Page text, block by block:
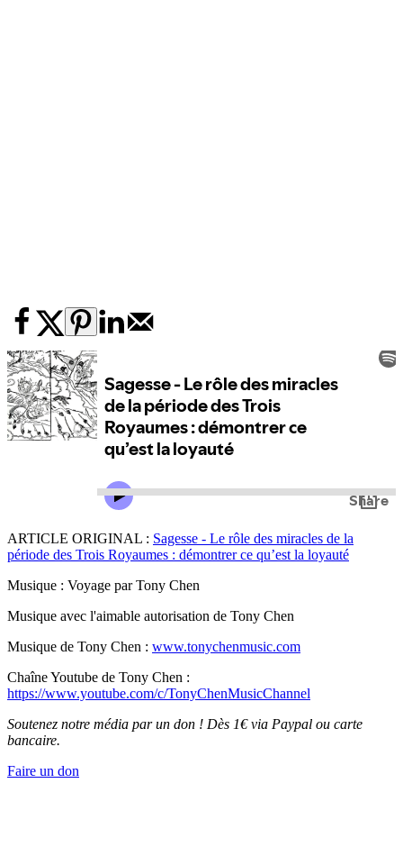
ARTICLE ORIGINAL : Sagesse - Le rôle des miracles de la
période des Trois Royaumes : démontrer ce qu’est la loyauté
Musique : Voyage par Tony Chen
Musique avec l'aimable autorisation de Tony Chen
Musique de Tony Chen : www.tonychenmusic.com
Chaîne Youtube de Tony Chen :
https://www.youtube.com/c/TonyChenMusicChannel
Soutenez notre média par un don ! Dès 1€ via Paypal ou carte
bancaire.
Faire un don